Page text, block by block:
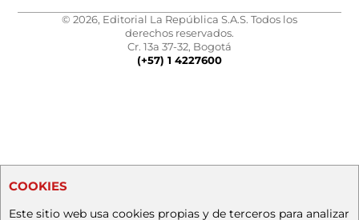
© 2026, Editorial La República S.A.S. Todos los
derechos reservados.
Cr. 13a 37-32, Bogotá
(+57) 1 4227600
COOKIES
Este sitio web usa cookies propias y de terceros para analizar